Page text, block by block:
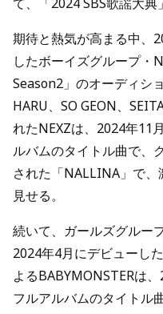
期待と熱気が高まる中、
したボーイズグループ・
Season2」のオーディシ
HARU、SO GEON、
れたNEXZは、2024年11
ルバムのタイトル曲で、
された「NALLINA」で
見せる。
続いて、ガールズグルー
2024年4月にデビューし
よるBABYMONSTERは
フルアルバムのタイトル